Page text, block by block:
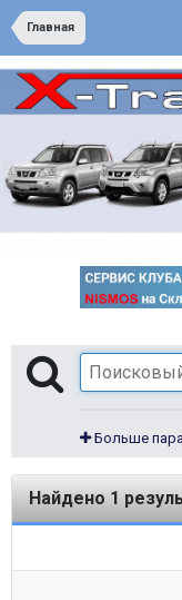
Главная
Больше
Найдено 1